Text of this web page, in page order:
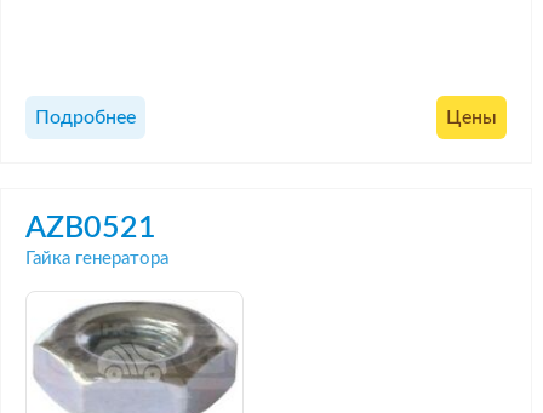
Подробнее Цены
AZB0521
Гайка генератора